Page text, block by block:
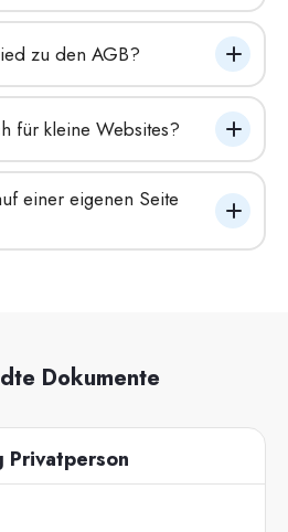
zu den AGB?
für kleine Websites?
einer eigenen Seite
Dokumente
Privatperson